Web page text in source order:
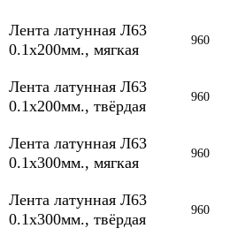
Лента латунная Л63
0.1х200мм., мягкая
960
Лента латунная Л63
0.1х200мм., твёрдая
960
Лента латунная Л63
0.1х300мм., мягкая
960
Лента латунная Л63
0.1х300мм., твёрдая
960